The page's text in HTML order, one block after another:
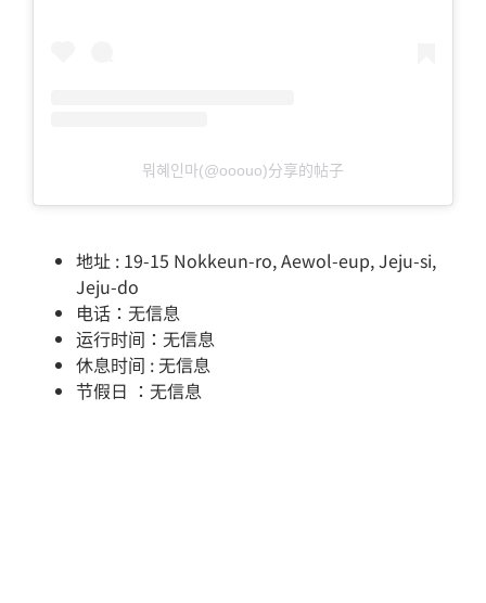
뭐혜인마(@ooouo)分享的帖子
地址 : 19-15 Nokkeun-ro, Aewol-eup, Jeju-si,
Jeju-do
电话：无信息
运行时间：无信息
休息时间 : 无信息
节假日 ：无信息